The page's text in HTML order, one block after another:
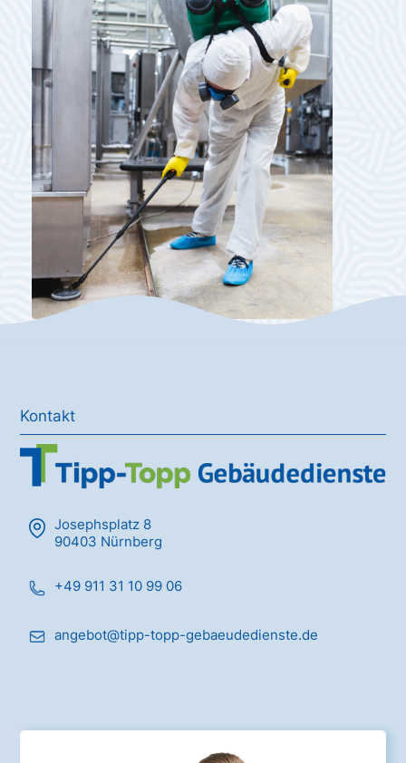
Kontakt
Josephsplatz 8
90403 Nürnberg
+49 911 31 10 99 06
angebot@tipp-topp-gebaeudedienste.de